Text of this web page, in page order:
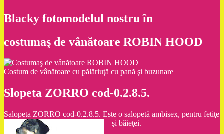
Blacky fotomodelul nostru în
costumaş de vânătoare ROBIN HOOD
Costum de vânătoare cu pălăriuţă cu pană şi buzunare
Slopeta ZORRO cod-0.2.8.5.
Salopeta ZORRO cod-0.2.8.5. Este o salopetă ambisex, pentru fetiţe
şi băieţei.